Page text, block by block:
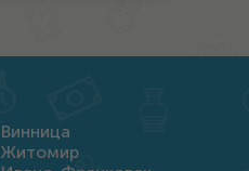
Винница
Житомир